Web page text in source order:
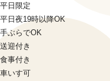
平日限定
平日夜19時以降OK
手ぶらでOK
送迎付き
食事付き
車いす可